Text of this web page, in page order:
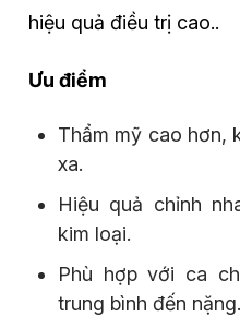
hiệu quả điều trị cao..
Ưu điểm
Thẩm mỹ cao hơn,
xa.
Hiệu quả chỉnh
kim loại.
Phù hợp với ca
trung bình đến nặng.